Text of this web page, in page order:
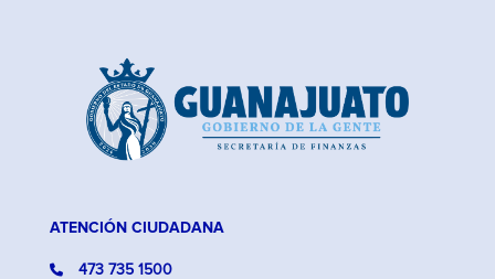
ATENCIÓN CIUDADANA
473 735 1500